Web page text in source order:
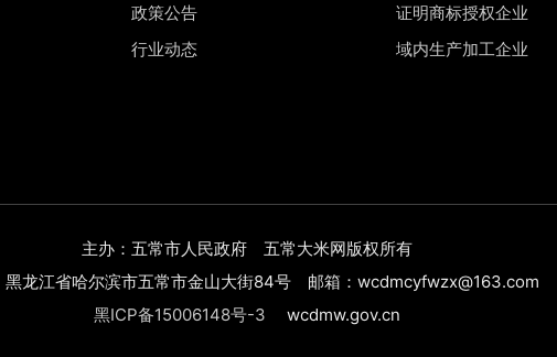
政策公告
行业动态
证明商标授权企业
域内生产加工企业
主办：五常市人民政府 五常大米网版权所有
黑龙江省哈尔滨市五常市金山大街84号 邮箱：wcdmcyfwzx@163.com
黑ICP备15006148号-3 wcdmw.gov.cn